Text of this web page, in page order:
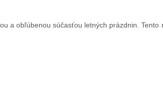
a obľúbenou súčasťou letných prázdnin. Tento